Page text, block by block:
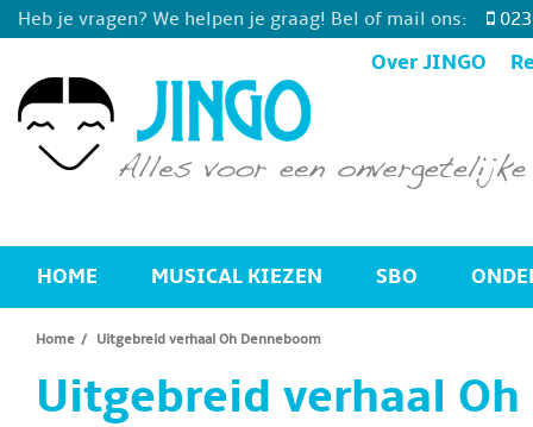
Heb je vragen? We helpen je graag! Bel of mail ons:
Over JINGO
HOME MUSICAL KIEZEN SBO
Home Uitgebreid verhaal Oh Denneboom
Uitgebreid verhaal